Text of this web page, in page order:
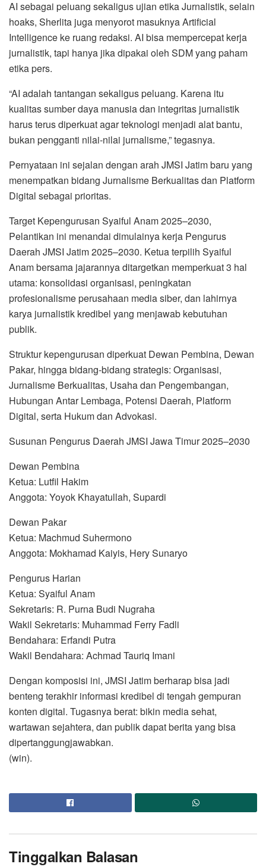
AI sebagai peluang sekaligus ujian etika Jurnalistik, selain
hoaks, Sherlita juga menyorot masuknya Artificial
Intelligence ke ruang redaksi. AI bisa mempercepat kerja
jurnalistik, tapi hanya jika dipakai oleh SDM yang paham
etika pers.
“AI adalah tantangan sekaligus peluang. Karena itu
kualitas sumber daya manusia dan integritas jurnalistik
harus terus diperkuat agar teknologi menjadi alat bantu,
bukan pengganti nilai-nilai jurnalisme,” tegasnya.
Pernyataan ini sejalan dengan arah JMSI Jatim baru yang
menempatkan bidang Jurnalisme Berkualitas dan Platform
Digital sebagai prioritas.
Target Kepengurusan Syaiful Anam 2025–2030,
Pelantikan ini menandai dimulainya kerja Pengurus
Daerah JMSI Jatim 2025–2030. Ketua terpilih Syaiful
Anam bersama jajarannya ditargetkan memperkuat 3 hal
utama: konsolidasi organisasi, peningkatan
profesionalisme perusahaan media siber, dan lahirnya
karya jurnalistik kredibel yang menjawab kebutuhan
publik.
Struktur kepengurusan diperkuat Dewan Pembina, Dewan
Pakar, hingga bidang-bidang strategis: Organisasi,
Jurnalisme Berkualitas, Usaha dan Pengembangan,
Hubungan Antar Lembaga, Potensi Daerah, Platform
Digital, serta Hukum dan Advokasi.
Susunan Pengurus Daerah JMSI Jawa Timur 2025–2030
Dewan Pembina
Ketua: Lutfil Hakim
Anggota: Yoyok Khayatullah, Supardi
Dewan Pakar
Ketua: Machmud Suhermono
Anggota: Mokhamad Kaiyis, Hery Sunaryo
Pengurus Harian
Ketua: Syaiful Anam
Sekretaris: R. Purna Budi Nugraha
Wakil Sekretaris: Muhammad Ferry Fadli
Bendahara: Erfandi Putra
Wakil Bendahara: Achmad Tauriq Imani
Dengan komposisi ini, JMSI Jatim berharap bisa jadi
benteng terakhir informasi kredibel di tengah gempuran
konten digital. Tugasnya berat: bikin media sehat,
wartawan sejahtera, dan publik dapat berita yang bisa
dipertanggungjawabkan.
(win).
Tinggalkan Balasan